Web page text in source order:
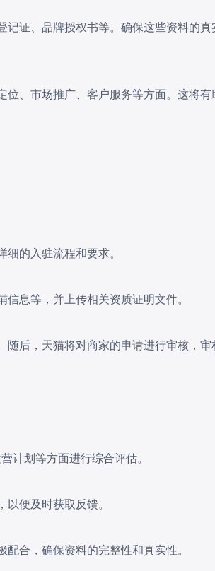
证、品牌授权书等。确保这些资料的真
、市场推广、客户服务等方面。这将有
的入驻流程和要求。
息等，并上传相关资质证明文件。
后，天猫将对商家的申请进行审核，审
计划等方面进行综合评估。
便及时获取反馈。
合，确保资料的完整性和真实性。